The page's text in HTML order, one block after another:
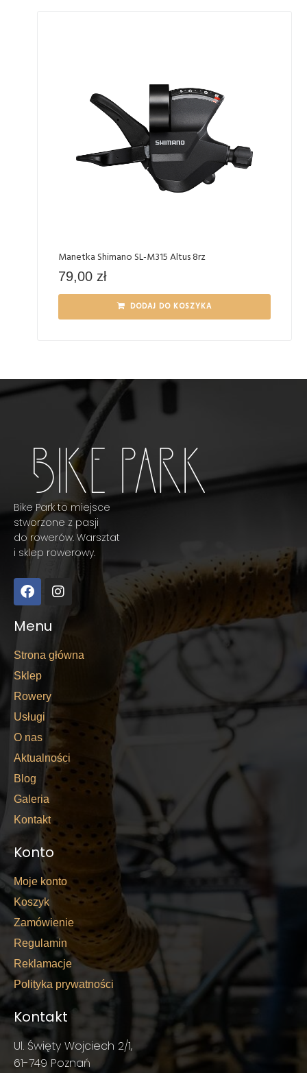
Manetka Shimano SL-M315 Altus 8rz
79,00 zł
DODAJ DO KOSZYKA
Bike Park to miejsce
stworzone z pasji
do rowerów. Warsztat
i sklep rowerowy.
Menu
Strona główna
Sklep
Rowery
Usługi
O nas
Aktualności
Blog
Galeria
Kontakt
Konto
Moje konto
Koszyk
Zamówienie
Regulamin
Reklamacje
Polityka prywatności
Kontakt
Ul. Święty Wojciech 2/1,
61-749 Poznań